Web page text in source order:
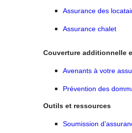
Assurance des
Assurance chalet
Couverture additionnelle
Avenants à votre
Prévention des
Outils et ressources
Soumission